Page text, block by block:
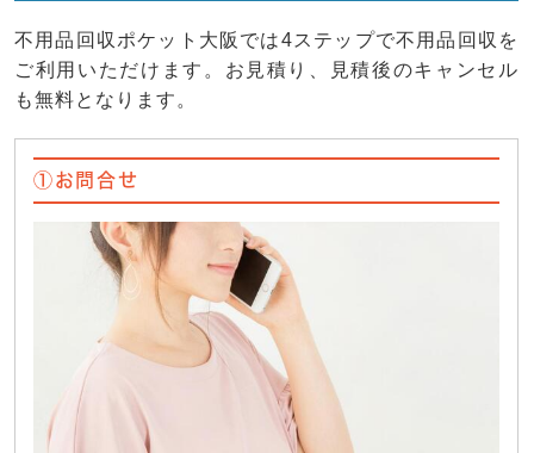
不用品回収ポケット大阪では4ステップで不用品回収を
ご利用いただけます。お見積り、見積後のキャンセル
も無料となります。
①お問合せ